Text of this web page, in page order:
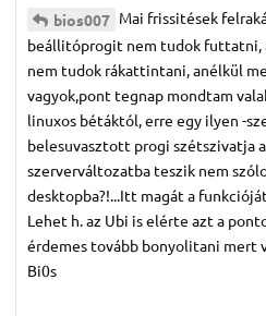
bios007 Mai frissitések
beállitóprogit nem tudok
nem tudok rákattintani, anélkül
vagyok,pont tegnap mondtam
linuxos bétáktól, erre egy ilyen -
belesuvasztott progi szétszivatja
szerverváltozatba teszik nem
desktopba?!...Itt magát a
Lehet h. az Ubi is elérte azt a
érdemes tovább bonyolitani mert
Bi0s